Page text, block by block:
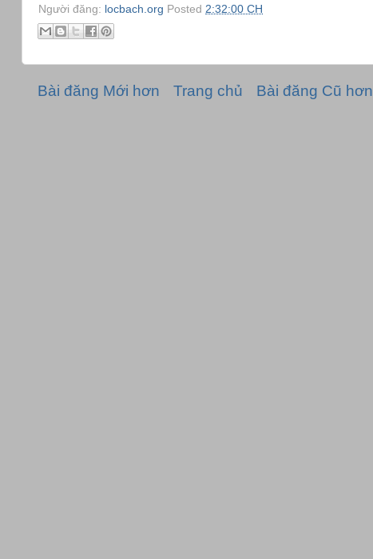
Người đăng: locbach.org Posted 2:32:00 CH
Bài đăng Mới hơn Bài đăng Cũ hơn
Trang chủ